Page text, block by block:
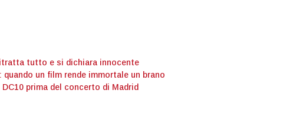
tutto e si dichiara innocente
un film rende immortale un brano
prima del concerto di Madrid